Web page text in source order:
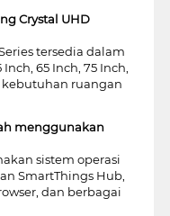
Crystal UHD
tersedia dalam
65 Inch, 75 Inch,
ruangan
menggunakan
sistem operasi
SmartThings Hub,
dan berbagai